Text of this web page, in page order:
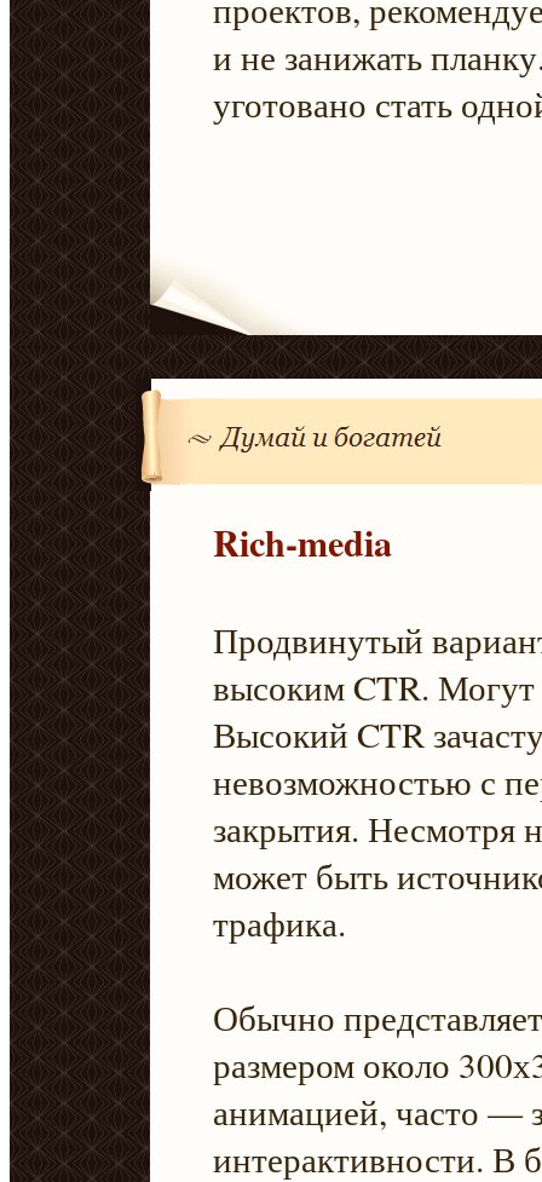
и не занижать
уготовано стать
Rich-media
Продвинутый
высоким CTR.
Высокий CTR
невозможностью с
закрытия. Несмотря
может быть
трафика.
Обычно
размером около
анимацией, часто —
интерактивности. В